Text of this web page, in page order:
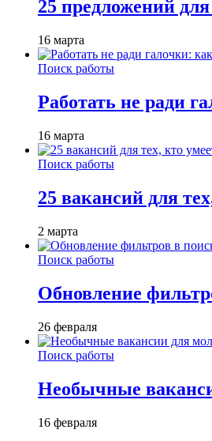
25 предложений
16 марта
Поиск работы
Работать не ради
16 марта
Поиск работы
25 вакансий для
2 марта
Поиск работы
Обновление
26 февраля
Поиск работы
Необычные
16 февраля